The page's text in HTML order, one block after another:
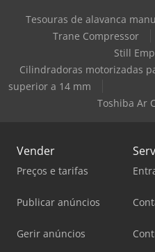
Tesouras de alavanca
Trane Compressor
Still
Cilindradoras motorizadas
superior a 14 mm
Toshiba Ar
Vender
Preços e tarifas
Publicar anúncios
Gerir anúncios